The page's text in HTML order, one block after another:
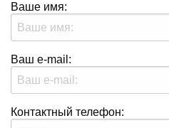
Ваше имя:
Ваш e-mail:
Контактный телефон: